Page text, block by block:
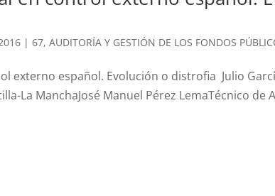
|67,AUDITORÍA Y GESTIÓN DE LOS FONDOS
externo español. Evolución o distrofia Julio
La ManchaJosé Manuel Pérez LemaTécnico de